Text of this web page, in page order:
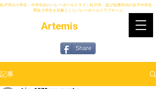
Artemis
Share
松戸市の小学生・中学生向けバレーボールクラブ｜松戸市、及び近隣市内の女子中学生、
男女小学生を対象としたバレーボールクラブチーム
記事